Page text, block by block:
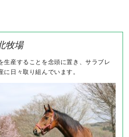
牧場
生産することを念頭に置き、サラブレ
に日々取り組んでいます。